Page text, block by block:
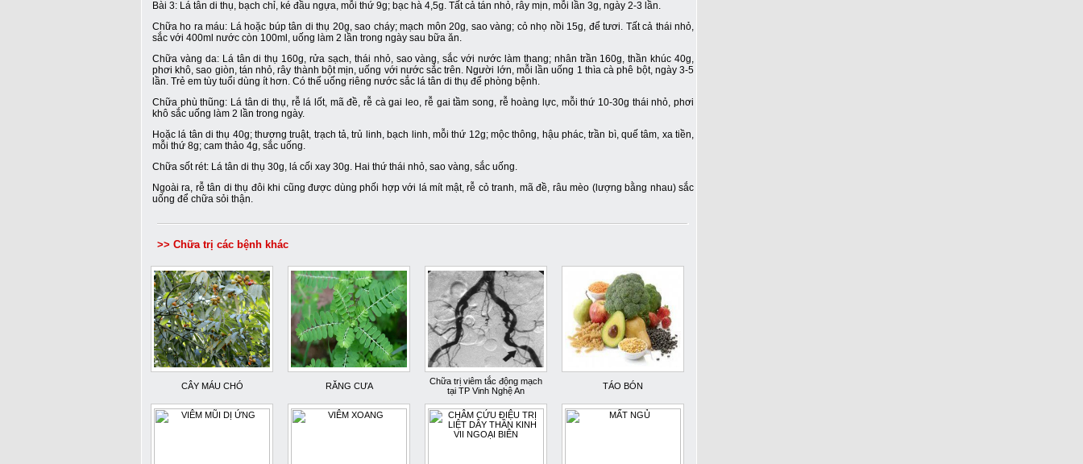
Bài 3: Lá tân di thụ, bạch chỉ, ké đầu ngựa, mỗi thứ 9g; bạc hà 4,5g. Tất cả tán nhỏ, rây mịn, mỗi lần 3g, ngày 2-3 lần.
Chữa ho ra máu: Lá hoặc búp tân di thụ 20g, sao cháy; mạch môn 20g, sao vàng; cỏ nhọ nồi 15g, để tươi. Tất cả thái nhỏ,
sắc với 400ml nước còn 100ml, uống làm 2 lần trong ngày sau bữa ăn.
Chữa vàng da: Lá tân di thụ 160g, rửa sạch, thái nhỏ, sao vàng, sắc với nước làm thang; nhân trần 160g, thần khúc 40g,
phơi khô, sao giòn, tán nhỏ, rây thành bột mịn, uống với nước sắc trên. Người lớn, mỗi lần uống 1 thìa cà phê bột, ngày 3-5
lần. Trẻ em tùy tuổi dùng ít hơn. Có thể uống riêng nước sắc lá tân di thụ để phòng bệnh.
Chữa phù thũng: Lá tân di thụ, rễ lá lốt, mã đề, rễ cà gai leo, rễ gai tầm song, rễ hoàng lực, mỗi thứ 10-30g thái nhỏ, phơi
khô sắc uống làm 2 lần trong ngày.
Hoặc lá tân di thụ 40g; thương truật, trạch tả, trủ linh, bạch linh, mỗi thứ 12g; mộc thông, hậu phác, trần bì, quế tâm, xa tiền,
mỗi thứ 8g; cam thảo 4g, sắc uống.
Chữa sốt rét: Lá tân di thụ 30g, lá cối xay 30g. Hai thứ thái nhỏ, sao vàng, sắc uống.
Ngoài ra, rễ tân di thụ đôi khi cũng được dùng phối hợp với lá mít mật, rễ cỏ tranh, mã đề, râu mèo (lượng bằng nhau) sắc
uống để chữa sỏi thận.
>> Chữa trị các bệnh khác
CÂY MÁU CHÓ RĂNG CƯA
Chữa trị viêm tắc động mạch
tại TP Vinh Nghệ An
TÁO BÓN